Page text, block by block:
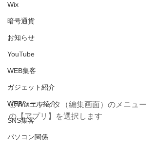
Wix
暗号通貨
お知らせ
YouTube
WEB集客
ガジェット紹介
WEBツール紹介
SNS集客
パソコン関係
①Wixエディタ（編集画面）のメニュー
の【アプリ】を選択します